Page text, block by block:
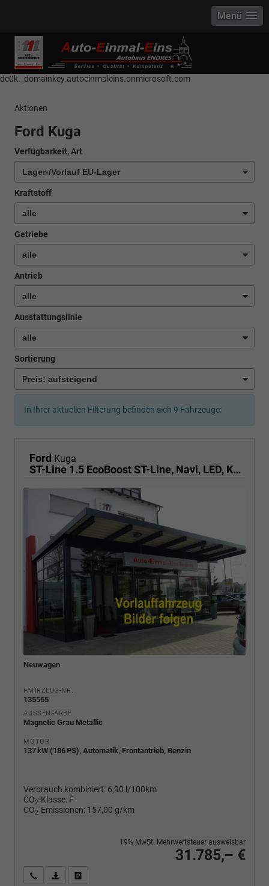
------------ Host Name : selector1._domainkey Points to address or value:
selector1-aee-de0k._domainkey.autoeinmaleins.onmicrosoft.com Host
Name : selector2._domainkey Points to address or value: selector2-aee-
de0k._domainkey.autoeinmaleins.onmicrosoft.com
Menü
Aktionen
Ford Kuga
Verfügbarkeit, Art
Kraftstoff
Getriebe
Antrieb
Ausstattungslinie
Sortierung
In Ihrer aktuellen Filterung befinden sich 9 Fahrzeuge:
Ford Kuga
ST-Line 1.5 EcoBoost ST-Line, Navi, LED, Kamera, Winter, FS beheizbar
Neuwagen
FAHRZEUG-NR.
135555
AUSSENFARBE
Magnetic Grau Metallic
MOTOR
137 kW (186 PS), Automatik, Frontantrieb, Benzin
Verbrauch kombiniert: 6,90 l/100km
CO2-Klasse: F
CO2-Emissionen: 157,00 g/km
31.785,– €
19% MwSt. Mehrwertsteuer ausweisbar
Wir rufen Sie anPDF-Fahrzeugexposé drucken